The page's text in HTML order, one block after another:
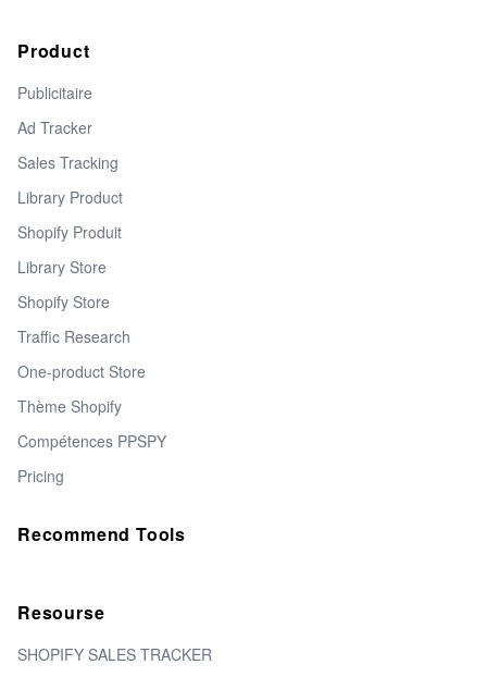
Product
Publicitaire
Ad Tracker
Sales Tracking
Library Product
Shopify Produit
Library Store
Shopify Store
Traffic Research
One-product Store
Thème Shopify
Compétences PPSPY
Pricing
Recommend Tools
Resourse
SHOPIFY SALES TRACKER